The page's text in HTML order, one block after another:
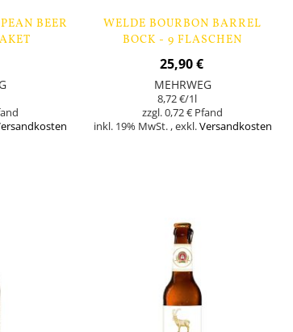
BEER
WELDE BOURBON BARREL
BOCK - 9 FLASCHEN
25,90 €
MEHRWEG
8,72 €/1l
0,72 €
inkl. 19% MwSt.,exkl.Versandkosten